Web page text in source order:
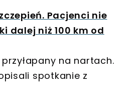
Pacjenci nie
dalej niż 100 km od
na nartach.
spotkanie z